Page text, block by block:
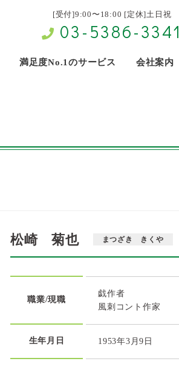
[受付]9:00〜18:00 [定休]土日祝
03-5386-3341
満足度No.1のサービス 会社案内
松崎 菊也 まつざき きくや
職業/現職
戯作者
風刺コント作家
生年月日 1953年3月9日